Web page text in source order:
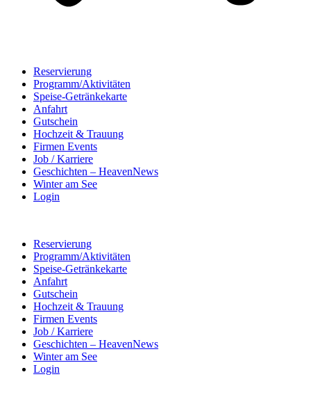
Reservierung
Programm/Aktivitäten
Speise-Getränkekarte
Anfahrt
Gutschein
Hochzeit & Trauung
Firmen Events
Job / Karriere
Geschichten – HeavenNews
Winter am See
Login
Reservierung
Programm/Aktivitäten
Speise-Getränkekarte
Anfahrt
Gutschein
Hochzeit & Trauung
Firmen Events
Job / Karriere
Geschichten – HeavenNews
Winter am See
Login